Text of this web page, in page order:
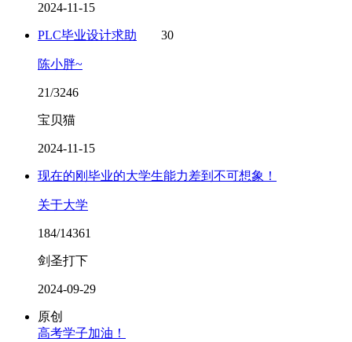
2024-11-15
PLC毕业设计求助 30
陈小胖~
21/3246
宝贝猫
2024-11-15
现在的刚毕业的大学生能力差到不可想象！
关于大学
184/14361
剑圣打下
2024-09-29
原创
高考学子加油！